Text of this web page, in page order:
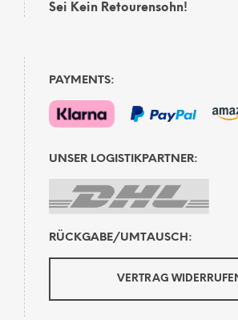
Sei Kein Retourensohn!
PAYMENTS:
UNSER LOGISTIKPARTNER:
RÜCKGABE/UMTAUSCH:
VERTRAG